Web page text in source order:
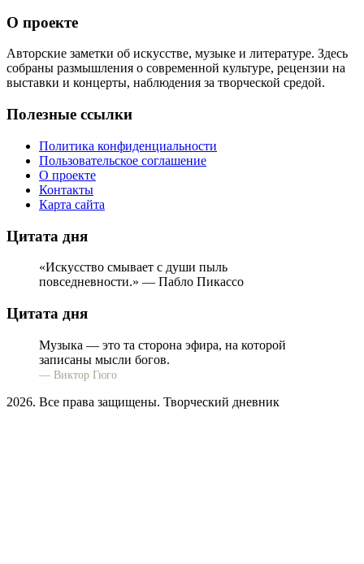
О проекте
Авторские заметки об искусстве, музыке и литературе. Здесь
собраны размышления о современной культуре, рецензии на
выставки и концерты, наблюдения за творческой средой.
Полезные ссылки
Политика конфиденциальности
Пользовательское соглашение
О проекте
Контакты
Карта сайта
Цитата дня
«Искусство смывает с души пыль
повседневности.» — Пабло Пикассо
Цитата дня
Музыка — это та сторона эфира, на которой
записаны мысли богов.
— Виктор Гюго
2026. Все права защищены. Творческий дневник